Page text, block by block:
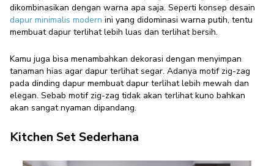
dikombinasikan dengan warna apa saja. Seperti konsep desain
dapur minimalis modern ini yang didominasi warna putih, tentu
membuat dapur terlihat lebih luas dan terlihat bersih.
Kamu juga bisa menambahkan dekorasi dengan menyimpan
tanaman hias agar dapur terlihat segar. Adanya motif zig-zag
pada dinding dapur membuat dapur terlihat lebih mewah dan
elegan. Sebab motif zig-zag tidak akan terlihat kuno bahkan
akan sangat nyaman dipandang.
Kitchen Set Sederhana